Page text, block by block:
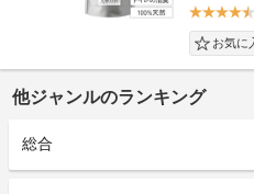
他ジャンルのランキング
総合